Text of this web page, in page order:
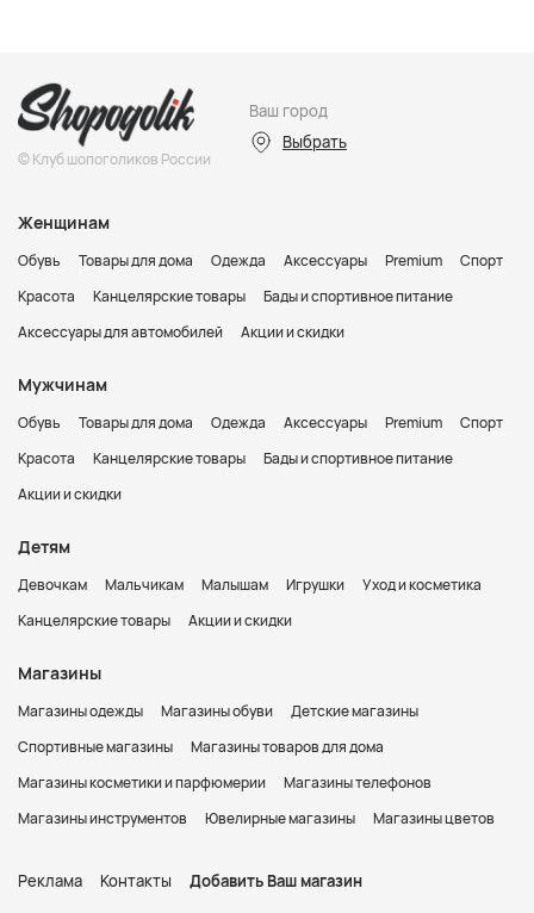
© Клуб шопоголиков России
Ваш город
Выбрать
Женщинам
Обувь Товары для дома Одежда Аксессуары Premium
Спорт
Красота
Канцелярские товары
Бады и спортивное питание
Аксессуары для автомобилей
Акции и скидки
Мужчинам
Обувь Товары для дома Одежда Аксессуары Premium
Спорт
Красота
Канцелярские товары
Бады и спортивное питание
Акции и скидки
Детям
Девочкам Мальчикам Малышам Игрушки
Уход и косметика
Канцелярские товары
Акции и скидки
Магазины
Магазины одежды Магазины обуви
Детские магазины
Спортивные магазины
Магазины товаров для дома
Магазины косметики и парфюмерии
Магазины телефонов
Магазины инструментов
Ювелирные магазины Магазины цветов
Реклама Контакты Добавить Ваш магазин